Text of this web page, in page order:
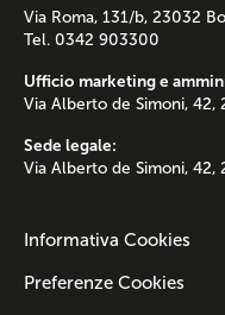
Via Roma, 131/b, 23032
Tel. 0342 903300
Ufficio marketing e
Via Alberto de Simoni, 42,
Sede legale:
Via Alberto de Simoni, 42,
Informativa Cookies
Preferenze Cookies